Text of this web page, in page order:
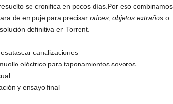
se cronifica en pocos días.Por eso combinamos
de empuje para precisar raíces, objetos extraños o
definitiva en Torrent.
canalizaciones
eléctrico para taponamientos severos
y ensayo final